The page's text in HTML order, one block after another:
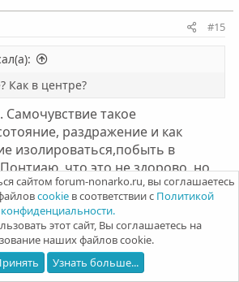
#15
Как в центре?
такое
раздражение и как
изолироваться,побыть в
что это не здорово, но
сейчас себя как то приучить к
раньше никогда не рповодил
нет усидчивости и быстро
сайтом forum-nonarko.ru, вы соглашаетесь
cookie в соответствии с Политикой
конфиденциальности.
этот сайт, Вы соглашаетесь на
наших файлов cookie.
Узнать больше...